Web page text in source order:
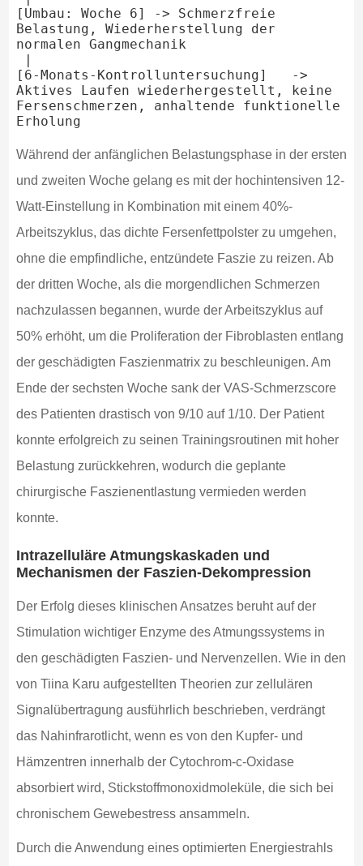
[Umbau: Woche 6] -> Schmerzfreie
Belastung, Wiederherstellung der
normalen Gangmechanik
[6-Monats-Kontrolluntersuchung]   ->
Aktives Laufen wiederhergestellt, keine
Fersenschmerzen, anhaltende funktionelle
Während der anfänglichen Belastungsphase in der ersten
und zweiten Woche gelang es mit der hochintensiven 12-
Watt-Einstellung in Kombination mit einem 40%-
Arbeitszyklus, das dichte Fersenfettpolster zu umgehen,
ohne die empfindliche, entzündete Faszie zu reizen. Ab
der dritten Woche, als die morgendlichen Schmerzen
nachzulassen begannen, wurde der Arbeitszyklus auf
50% erhöht, um die Proliferation der Fibroblasten entlang
der geschädigten Faszienmatrix zu beschleunigen. Am
Ende der sechsten Woche sank der VAS-Schmerzscore
des Patienten drastisch von 9/10 auf 1/10. Der Patient
konnte erfolgreich zu seinen Trainingsroutinen mit hoher
Belastung zurückkehren, wodurch die geplante
chirurgische Faszienentlastung vermieden werden
konnte.
Intrazelluläre Atmungskaskaden und
Mechanismen der Faszien-Dekompression
Der Erfolg dieses klinischen Ansatzes beruht auf der
Stimulation wichtiger Enzyme des Atmungssystems in
den geschädigten Faszien- und Nervenzellen. Wie in den
von Tiina Karu aufgestellten Theorien zur zellulären
Signalübertragung ausführlich beschrieben, verdrängt
das Nahinfrarotlicht, wenn es von den Kupfer- und
Hämzentren innerhalb der Cytochrom-c-Oxidase
absorbiert wird, Stickstoffmonoxidmoleküle, die sich bei
chronischem Gewebestress ansammeln.
Durch die Anwendung eines optimierten Energiestrahls